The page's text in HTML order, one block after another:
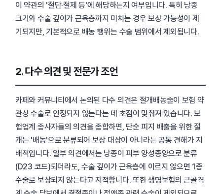
이 약관의 '절단·절제 등'에 해당하는지 여부입니다. 특히 낭종
크기와 수술 깊이가 근육층까지 미치는 경우 보상 가능성이 제
기되지만, 기본적으로 배농 행위는 수술 범위에서 제외됩니다.
2. 다수 의견 및 전문가 조언
카페와 커뮤니티에서 논의된 다수 의견은 절개배농술이 보험 약
관상 수술로 인정되지 않는다는 데 초점이 맞춰져 있습니다. 보
험업계 종사자들의 의견을 종합하면, 단순 피지 배출을 위한 절
개는 '배농'으로 분류되어 보상 대상이 아니라는 공통 견해가 지
배적입니다. 일부 의견에서는 낭종이 피부 양성종양으로 분류
(D23 코드)되더라도, 수술 깊이가 근육층에 이르지 않으면 1종
수술로 보상되지 않는다고 지적합니다. 또한 생명보험의 근골격